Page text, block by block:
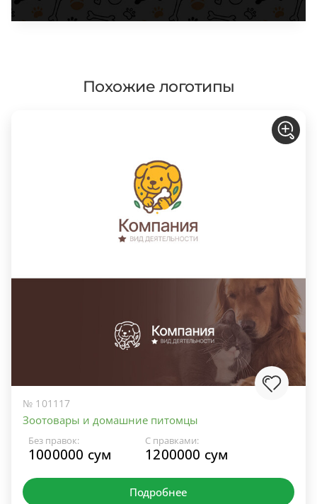
Похожие логотипы
№ 101117
Зоотовары и домашние питомцы
Без правок:
1000000 сум
С правками:
1200000 сум
Подробнее